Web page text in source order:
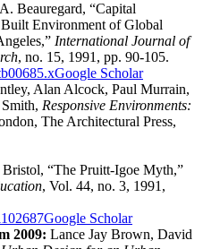
Beauregard, “Capital
Environment of Global
International Journal of
, no. 15, 1991, pp. 90-105.
Google Scholar
Alan Alcock, Paul Murrain,
Responsive Environments:
The Architectural Press,
“The Pruitt-Igoe Myth,”
, Vol. 44, no. 3, 1991,
Google Scholar
2009: Lance Jay Brown, David